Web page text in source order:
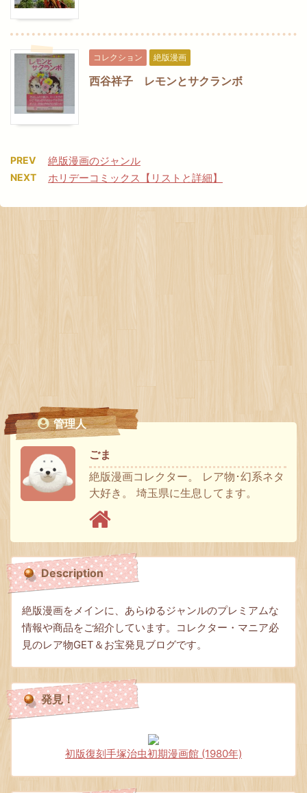
コレクション 絶版漫画
西谷祥子 レモンとサクランボ
PREV 絶版漫画のジャンル
NEXT ホリデーコミックス【リストと詳細】
管理人
ごま
絶版漫画コレクター。 レア物･幻系ネタ
大好き。 埼玉県に生息してます。
Description
絶版漫画をメインに、あらゆるジャンルのプレミアムな
情報や商品をご紹介しています。コレクター・マニア必
見のレア物GET＆お宝発見ブログです。
発見！
初版復刻手塚治虫初期漫画館 (1980年)